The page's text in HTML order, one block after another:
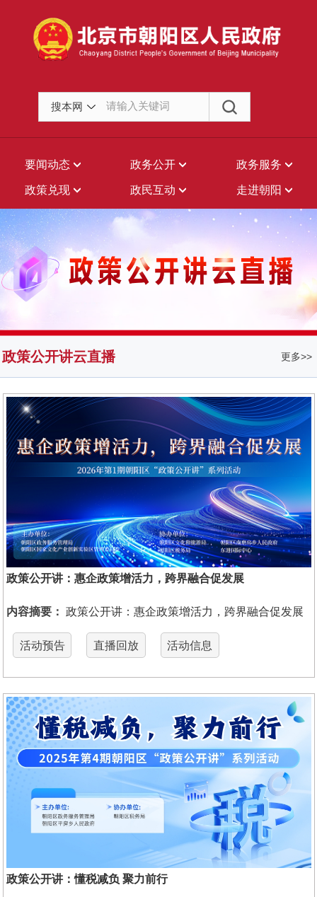
搜本网
要闻动态 政务公开 政务服务
政策兑现 政民互动 走进朝阳
政策公开讲云直播 更多>>
政策公开讲：惠企政策增活力，跨界融合促发展
内容摘要： 政策公开讲：惠企政策增活力，跨界融合促发展
活动预告 直播回放 活动信息
政策公开讲：懂税减负 聚力前行